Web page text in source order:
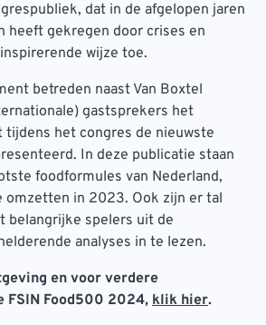
dat in de afgelopen jaren
heeft gekregen door crises en
wijze toe.
betreden naast Van Boxtel
gastsprekers het
tijdens het congres de nieuwste
In deze publicatie staan
foodformules van Nederland,
omzetten in 2023. Ook zijn er tal
belangrijke spelers uit de
analyses in te lezen.
en voor verdere
FSIN Food500 2024, klik hier.